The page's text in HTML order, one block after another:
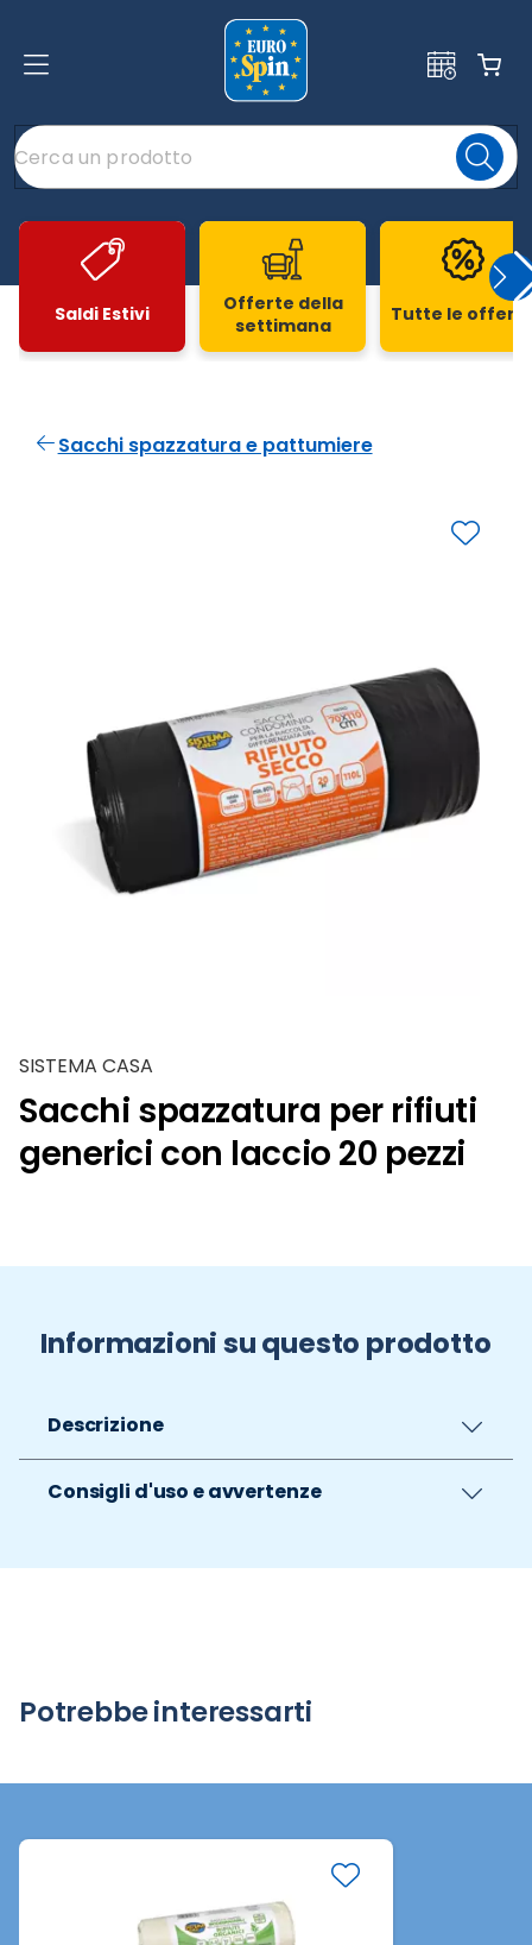
Saldi Estivi
Offerte della
settimana
Tutte le
Sacchi spazzatura e pattumiere
SISTEMA CASA
Sacchi spazzatura per rifiuti
generici con laccio 20 pezzi
Informazioni su questo prodotto
Descrizione
Consigli d'uso e avvertenze
Potrebbe interessarti